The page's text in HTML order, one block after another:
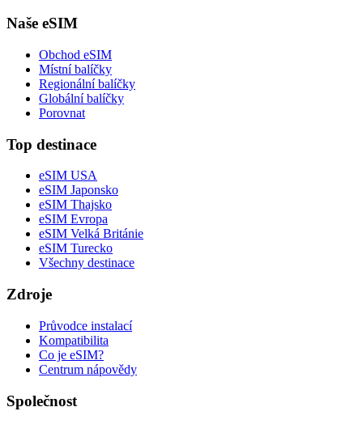
Naše eSIM
Obchod eSIM
Místní balíčky
Regionální balíčky
Globální balíčky
Porovnat
Top destinace
eSIM USA
eSIM Japonsko
eSIM Thajsko
eSIM Evropa
eSIM Velká Británie
eSIM Turecko
Všechny destinace
Zdroje
Průvodce instalací
Kompatibilita
Co je eSIM?
Centrum nápovědy
Společnost